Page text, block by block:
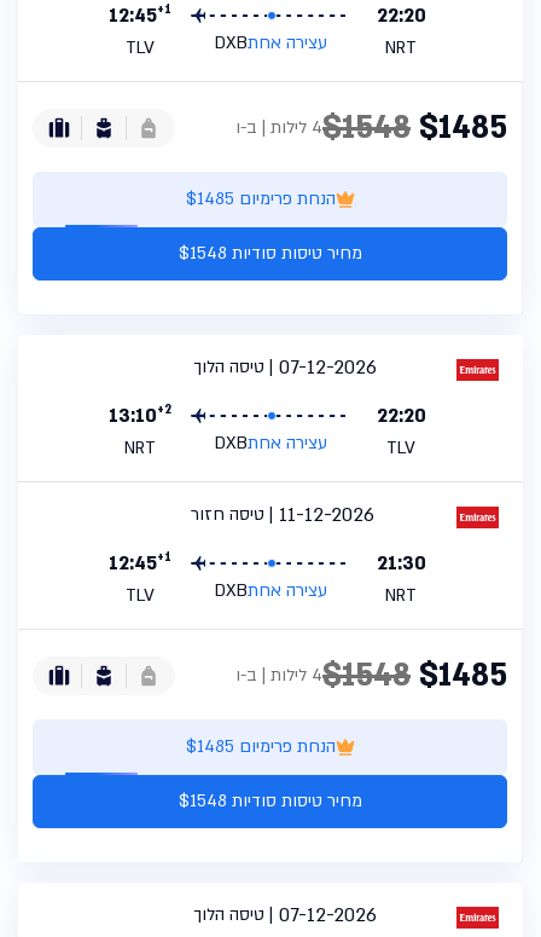
22:20
NRT עצירה אחתDXB
12:45+1
TLV
$1485
$15484 לילות | ב-ו
הנחת פרימיום $1485
מחיר טיסות סודיות $1548
טיסה הלוך
07-12-2026
22:20
TLV עצירה אחתDXB
13:10+2
NRT
טיסה חזור
11-12-2026
21:30
NRT עצירה אחתDXB
12:45+1
TLV
$1485
$15484 לילות | ב-ו
הנחת פרימיום $1485
מחיר טיסות סודיות $1548
טיסה הלוך 07-12-2026